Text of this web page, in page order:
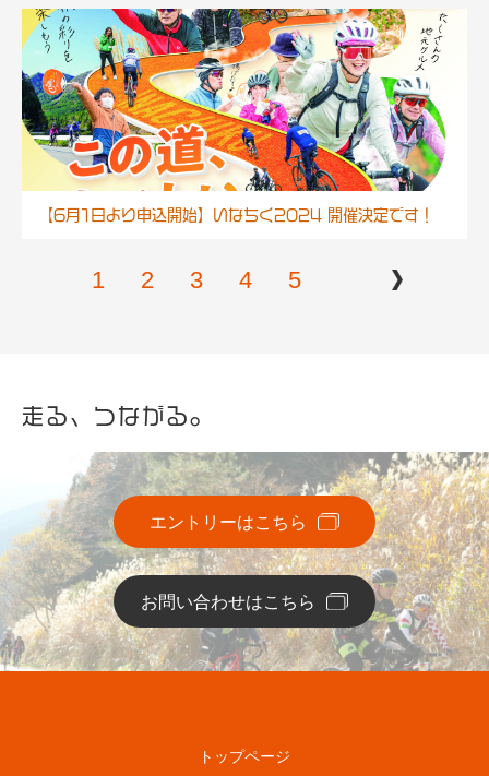
【6月1日より申込開始】いなちく2024 開催決定です！
1 2 3 4 5
走る、つながる。
エントリーはこちら
お問い合わせはこちら
トップページ